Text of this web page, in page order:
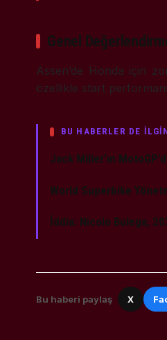
Genel
Assen’de Honda için
özellikle start
BU HABERLER DE
Jack Miller’ın
World Superbike
İddia: Nicolo Bulega,
Bu haberi paylaş X